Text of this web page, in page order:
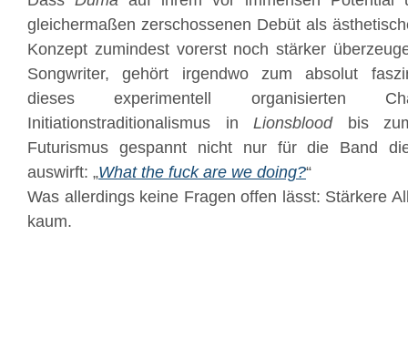
gleichermaßen zerschossenen Debüt als
Konzept zumindest vorerst noch stärker
Songwriter, gehört irgendwo zum absolut
dieses experimentell organisierten
Initiationstraditionalismus in Lionsbloodbis zum
Futurismus gespannt nicht nur für die Band
auswirft: „What the fuck are we doing?“
Was allerdings keine Fragen offen lässt: Stärkere
kaum.